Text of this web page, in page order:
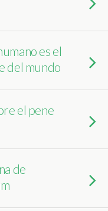
es el
del mundo
el pene
de